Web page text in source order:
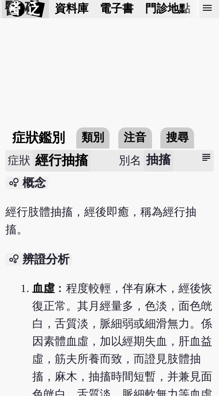
醫 砭 資料庫 電子書 門診地點 預
menu
症狀鑑別 類別 注音 搜尋
subject
症狀 經行抽搐 別名 抽搐
bubble_chart 概念
經行肢體抽搐，經後即癒，稱為經行抽
搐。
bubble_chart 辨證分析
血虛 ︰程度較輕，伴有麻木，經後恢
復正常。其月經量多，色淡，面色㿠
白，舌質淡，脈細弱或細滑無力。係
因素體血虛，加以經期失血，肝血益
虛，筋夫所養而致，而證見肢體抽
搐，麻木，抽搐時間短暫，并兼見面